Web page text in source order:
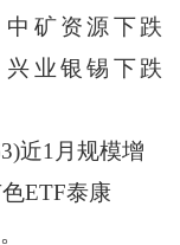
中矿资源下跌
兴业银锡下跌
近1月规模增
ETF泰康